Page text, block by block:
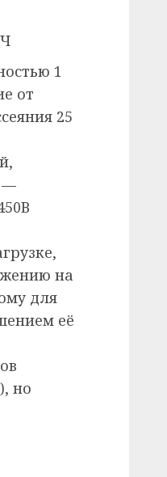
1
от
25
—
на
для
её
но